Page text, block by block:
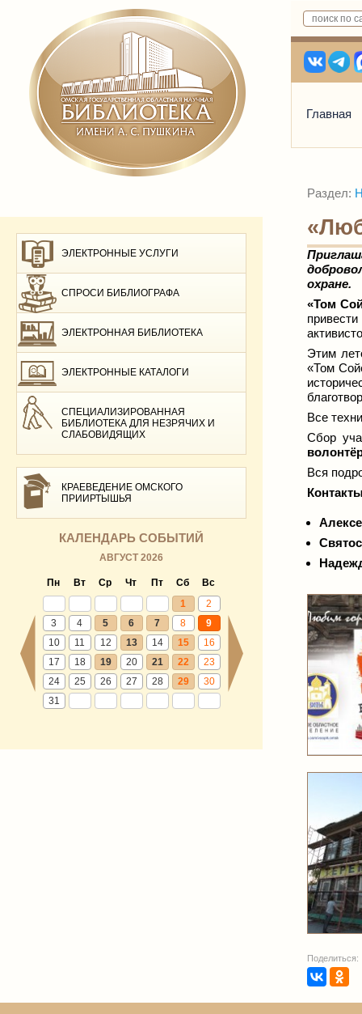
Главная
ЭЛЕКТРОННЫЕ УСЛУГИ
СПРОСИ БИБЛИОГРАФА
ЭЛЕКТРОННАЯ БИБЛИОТЕКА
ЭЛЕКТРОННЫЕ КАТАЛОГИ
СПЕЦИАЛИЗИРОВАННАЯ
БИБЛИОТЕКА ДЛЯ НЕЗРЯЧИХ И
СЛАБОВИДЯЩИХ
КРАЕВЕДЕНИЕ ОМСКОГО
ПРИИРТЫШЬЯ
КАЛЕНДАРЬ СОБЫТИЙ
АВГУСТ 2026
Пн Вт Ср Чт Пт Сб
Вс
1
2
3
4 5 6 7 8
9
10
11 12 13 14 15
16
17
18 19 20 21 22
23
24
25 26 27 28 29
30
31
Раздел:
охране.
«Том
Этим
«Том
Все
Сбор
Вся
Поделиться: